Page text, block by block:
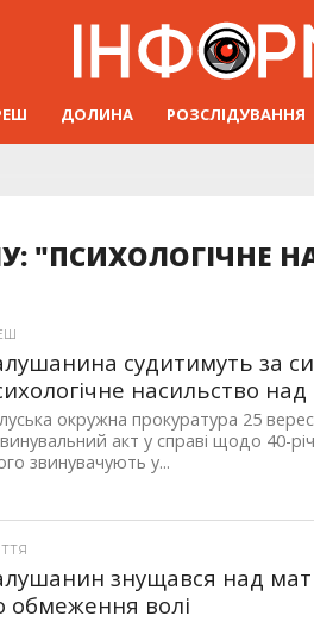
ДОЛИНА РОЗСЛІДУВАННЯ
"ПСИХОЛОГІЧНЕ
судитимуть за
насильство
окружна прокуратура 25
акт у справі щодо 40-
звинувачують у...
знущався над
обмеження волі